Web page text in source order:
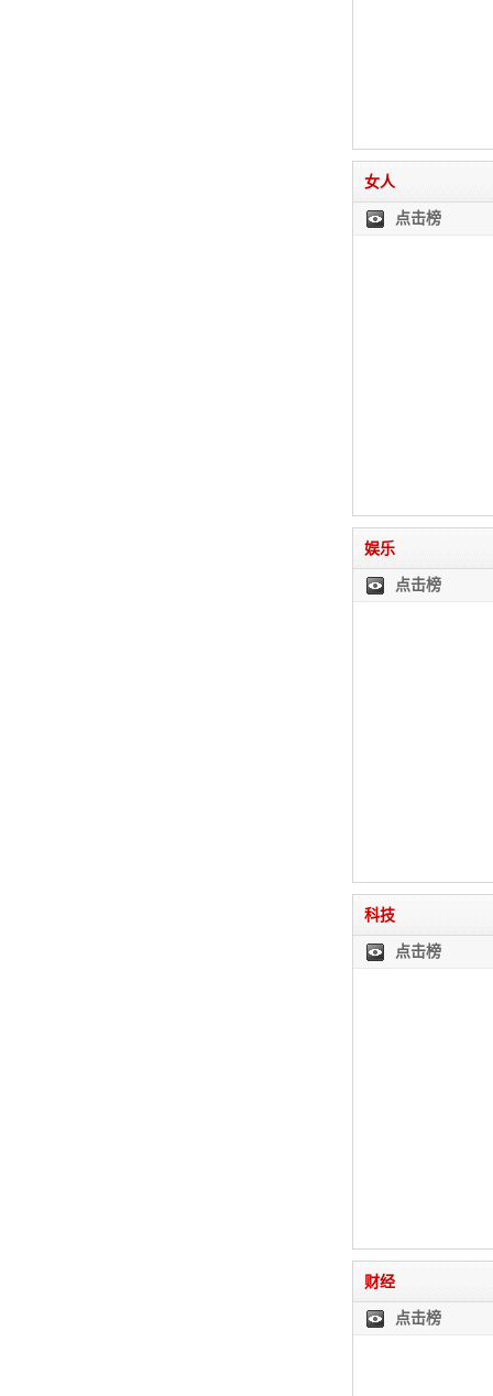
女人
点击榜
娱乐
点击榜
科技
点击榜
财经
点击榜